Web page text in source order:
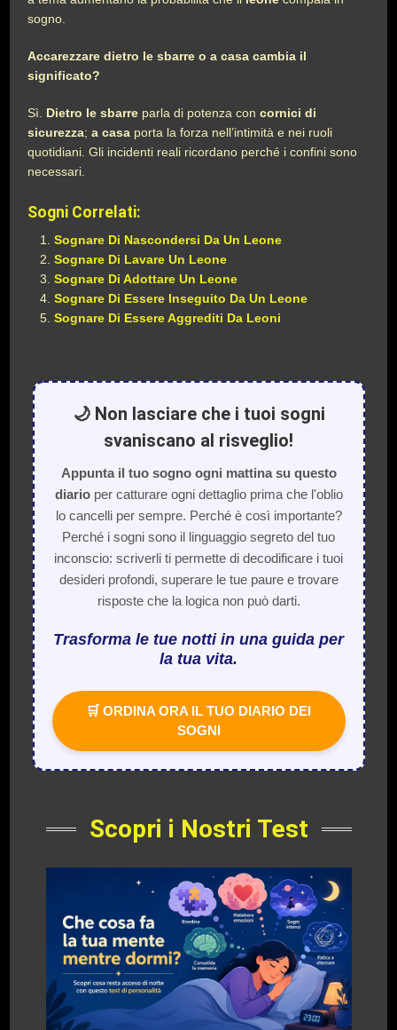
sogno.
Accarezzare dietro le sbarre o a casa cambia il
significato?
Sì. Dietro le sbarre parla di potenza concornici di
sicurezza;a casa porta la forza nell’intimità e nei ruoli
quotidiani. Gli incidenti reali ricordano perché i confini sono
necessari.
Sogni Correlati:
Sognare Di Nascondersi Da Un Leone
Sognare Di Lavare Un Leone
Sognare Di Adottare Un Leone
Sognare Di Essere Inseguito Da Un Leone
Sognare Di Essere Aggrediti Da Leoni
🌙 Non lasciare che i tuoi sogni
svaniscano al risveglio!
Appunta il tuo sogno ogni mattina su questo
diarioper catturare ogni dettaglio prima che l'oblio
lo cancelli per sempre. Perché è così importante?
Perché i sogni sono il linguaggio segreto del tuo
inconscio: scriverli ti permette di decodificare i tuoi
desideri profondi, superare le tue paure e trovare
risposte che la logica non può darti.
Trasforma le tue notti in una guida per
la tua vita.
🛒 ORDINA ORA IL TUO DIARIO DEI
SOGNI
Scopri i Nostri Test